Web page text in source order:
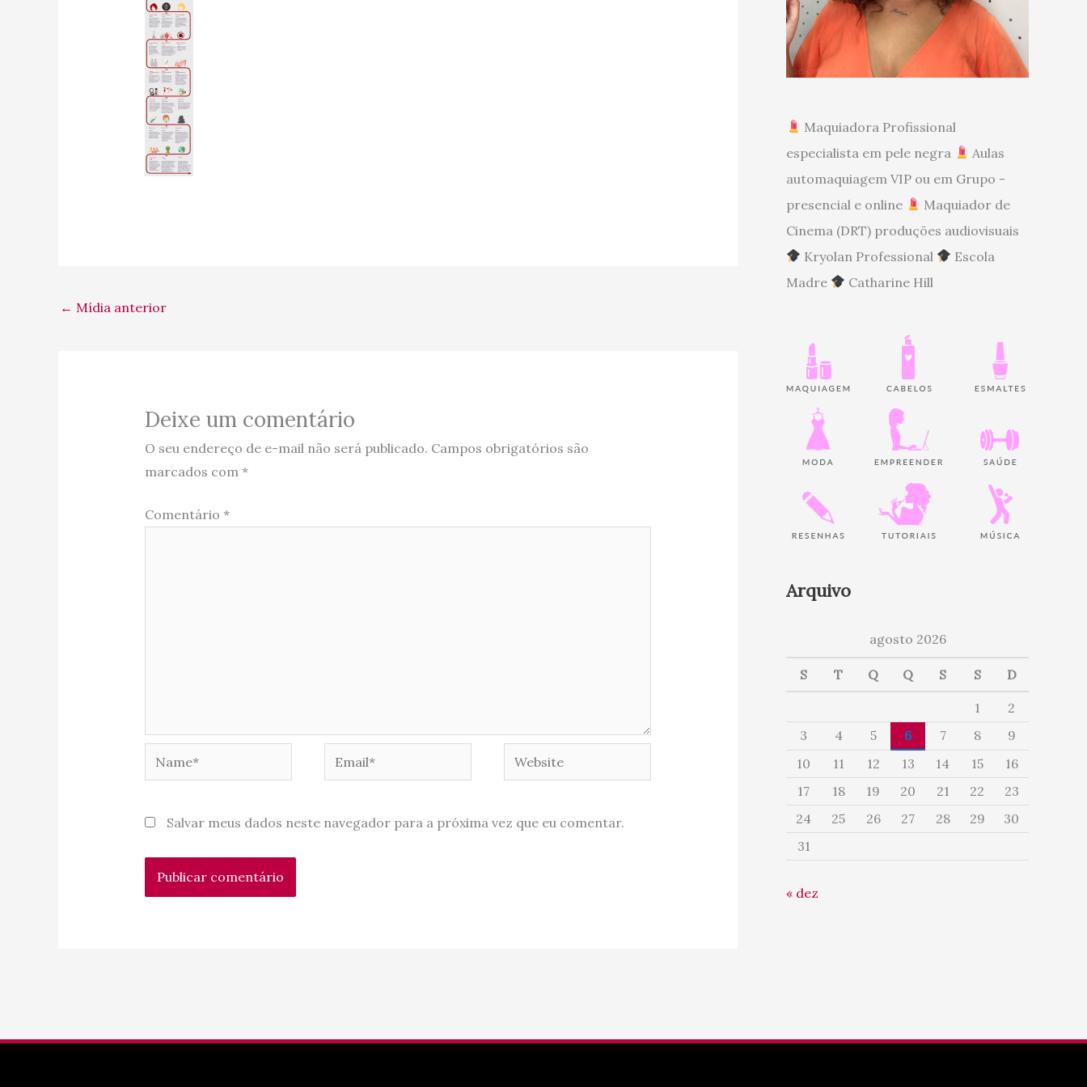
← Mídia anterior
Deixe um comentário
O seu endereço de e-mail não será publicado. Campos obrigatórios são
marcados com *
Comentário *
Website
Salvar meus dados neste navegador para a próxima vez que eu comentar.
Maquiadora Profissional
especialista em pele negra
Aulas
automaquiagem VIP ou em Grupo -
presencial e online
Maquiador de
Cinema (DRT) produções audiovisuais
Kryolan Professional
Escola
Madre
Catharine Hill
Arquivo
agosto 2026
S T Q Q S S D
1
2
3
4 5 6 7 8
9
10
11 12 13 14 15
16
17
18 19 20 21 22
23
24
25 26 27 28 29
30
31
« dez